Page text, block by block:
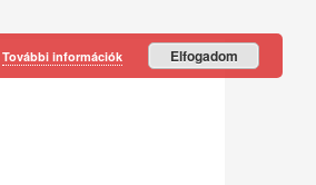
További információk Elfogadom